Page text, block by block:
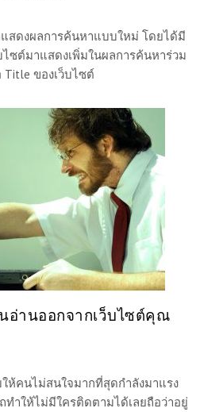
สดงผลการค้นหาแบบใหม่ โดยได้มี
ไซต์มาแสดงเพิ่มในผลการค้นหาร่วม
ของเว็บไซต์
อ่านออกจากเว็บไซต์คุณ
ห้คนไม่สนใจมากที่สุดกำลังมาแรง
ทำให้ไม่มีใครติดตามได้เลยถือว่าอยู่